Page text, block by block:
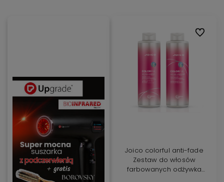
Joico colorful anti-fade
Zestaw do włosów
farbowanych odżywka
Do